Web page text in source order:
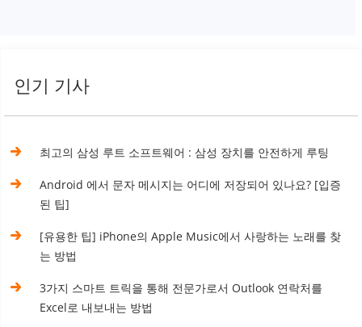
인기 기사
최고의 삼성 루트 소프트웨어 : 삼성 장치를 안전하게 루팅
Android 에서 문자 메시지는 어디에 저장되어 있나요? [입증
된 팁]
[유용한 팁] iPhone의 Apple Music에서 사랑하는 노래를 찾
는 방법
3가지 스마트 트릭을 통해 전문가로서 Outlook 연락처를
Excel로 내보내는 방법